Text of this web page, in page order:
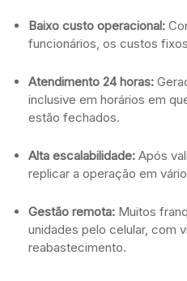
Baixo custo operacional:
funcionários, os custos
Atendimento 24 horas:
inclusive em horários em
estão fechados.
Alta escalabilidade: Após
replicar a operação em
Gestão remota: Muitos
unidades pelo celular, com
reabastecimento.